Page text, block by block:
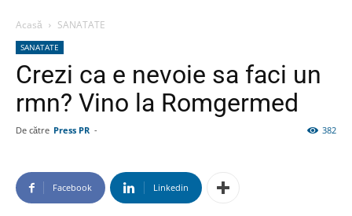
Acasă SANATATE
SANATATE
Crezi ca e nevoie sa faci un
rmn? Vino la Romgermed
De către Press PR - 382
Facebook Linkedin